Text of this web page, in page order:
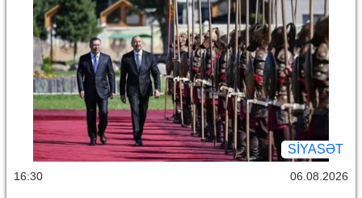
SİYASƏT
16:30 06.08.2026